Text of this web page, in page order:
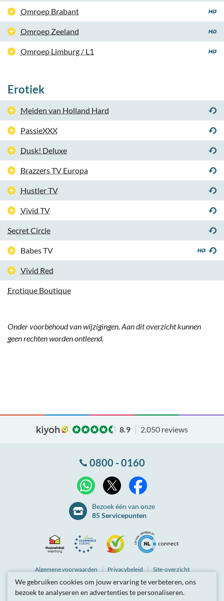
Omroep Brabant
Omroep Zeeland
Omroep Limburg / L1
Erotiek
Meiden van Holland Hard
PassieXXX
Dusk! Deluxe
Brazzers TV Europa
Hustler TV
Vivid TV
Secret Circle
Babes TV
Vivid Red
Erotique Boutique
Onder voorbehoud van wijzigingen. Aan dit overzicht kunnen
geen rechten worden ontleend.
8.9 2.050 reviews
0800 - 0160
WhatsApp
Bezoek één van onze
85 Servicepunten
WaarborgEurope
Algemenevoorwaarden Privacybeleid Site-overzicht
Partnerprogramma Tarieven zijn inclusief btw.
We gebruiken cookies om jouw ervaring te verbeteren, ons
bezoek te analyseren en advertenties te personaliseren.